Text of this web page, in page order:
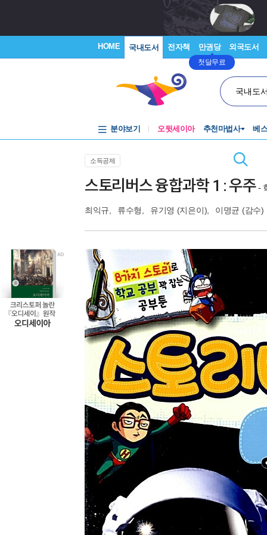
HOME 국내도서 전자책 만권당
첫달무료
외국도서
국내도
분야보기 오뒷세이아 추천마법사 베
소득공제
스토리버스 융합과학 1 : 우주-
최익규 류수형 유기영 (지은이), 이명균 (감수)